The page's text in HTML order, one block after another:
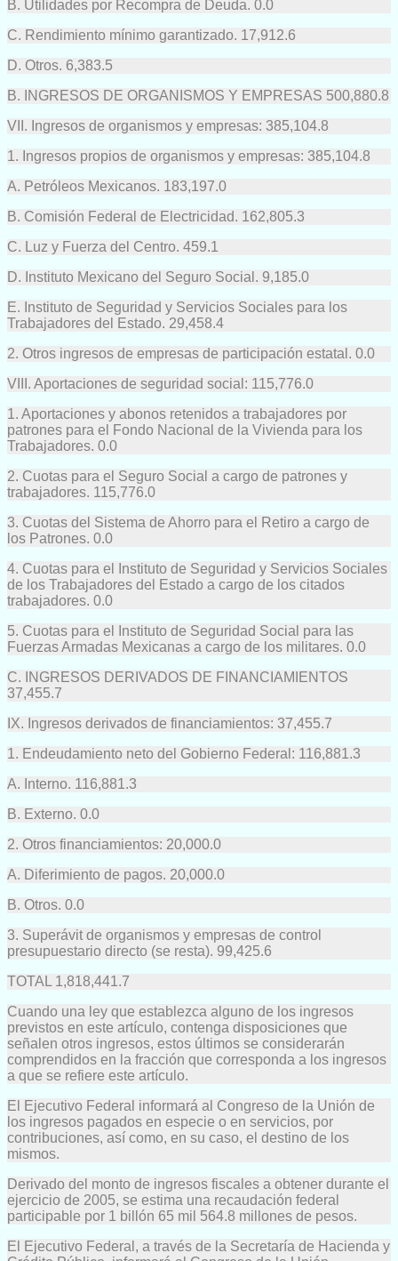
B. Utilidades por Recompra de Deuda. 0.0
C. Rendimiento mínimo garantizado. 17,912.6
D. Otros. 6,383.5
B. INGRESOS DE ORGANISMOS Y EMPRESAS 500,880.8
VII. Ingresos de organismos y empresas: 385,104.8
1. Ingresos propios de organismos y empresas: 385,104.8
A. Petróleos Mexicanos. 183,197.0
B. Comisión Federal de Electricidad. 162,805.3
C. Luz y Fuerza del Centro. 459.1
D. Instituto Mexicano del Seguro Social. 9,185.0
E. Instituto de Seguridad y Servicios Sociales para los
Trabajadores del Estado. 29,458.4
2. Otros ingresos de empresas de participación estatal. 0.0
VIII. Aportaciones de seguridad social: 115,776.0
1. Aportaciones y abonos retenidos a trabajadores por
patrones para el Fondo Nacional de la Vivienda para los
Trabajadores. 0.0
2. Cuotas para el Seguro Social a cargo de patrones y
trabajadores. 115,776.0
3. Cuotas del Sistema de Ahorro para el Retiro a cargo de
los Patrones. 0.0
4. Cuotas para el Instituto de Seguridad y Servicios Sociales
de los Trabajadores del Estado a cargo de los citados
trabajadores. 0.0
5. Cuotas para el Instituto de Seguridad Social para las
Fuerzas Armadas Mexicanas a cargo de los militares. 0.0
C. INGRESOS DERIVADOS DE FINANCIAMIENTOS
37,455.7
IX. Ingresos derivados de financiamientos: 37,455.7
1. Endeudamiento neto del Gobierno Federal: 116,881.3
A. Interno. 116,881.3
B. Externo. 0.0
2. Otros financiamientos: 20,000.0
A. Diferimiento de pagos. 20,000.0
B. Otros. 0.0
3. Superávit de organismos y empresas de control
presupuestario directo (se resta). 99,425.6
TOTAL 1,818,441.7
Cuando una ley que establezca alguno de los ingresos
previstos en este artículo, contenga disposiciones que
señalen otros ingresos, estos últimos se considerarán
comprendidos en la fracción que corresponda a los ingresos
a que se refiere este artículo.
El Ejecutivo Federal informará al Congreso de la Unión de
los ingresos pagados en especie o en servicios, por
contribuciones, así como, en su caso, el destino de los
mismos.
Derivado del monto de ingresos fiscales a obtener durante el
ejercicio de 2005, se estima una recaudación federal
participable por 1 billón 65 mil 564.8 millones de pesos.
El Ejecutivo Federal, a través de la Secretaría de Hacienda y